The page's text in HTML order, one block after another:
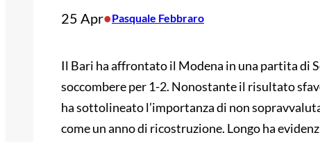
25 Apr•Pasquale Febbraro
Il Bari ha affrontato il Modena in una partita di
soccombere per 1-2. Nonostante il risultato
ha sottolineato l’importanza di non
come un anno di ricostruzione. Longo ha